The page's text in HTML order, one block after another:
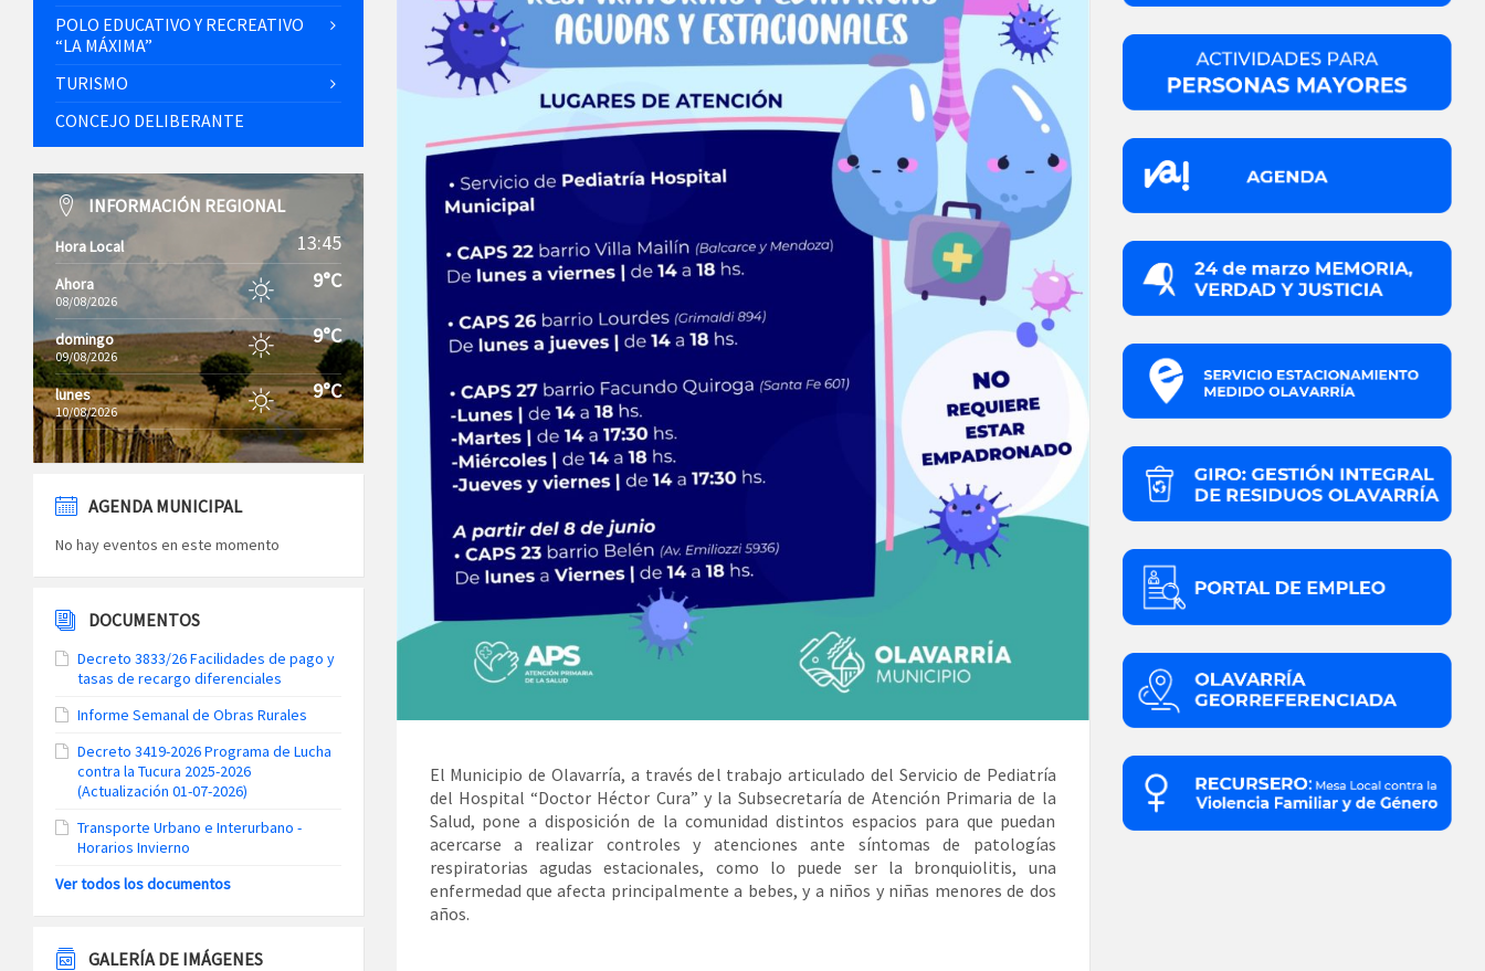
El Municipio de Olavarría, a través del trabajo articulado del Servicio de Pediatría
del Hospital “Doctor Héctor Cura” y la Subsecretaría de Atención Primaria de la
Salud, pone a disposición de la comunidad distintos espacios para que puedan
acercarse a realizar controles y atenciones ante síntomas de patologías
respiratorias agudas estacionales, como lo puede ser la bronquiolitis, una
enfermedad que afecta principalmente a bebes, y a niños y niñas menores de dos
años.
POLO EDUCATIVO Y RECREATIVO
“LA MÁXIMA”
TURISMO
CONCEJO DELIBERANTE
INFORMACIÓN REGIONAL
Hora Local 13:45
Ahora
08/08/2026
9°C
domingo
09/08/2026
9°C
lunes
10/08/2026
9°C
AGENDA MUNICIPAL
No hay eventos en este momento
DOCUMENTOS
Decreto 3833/26 Facilidades de pago y
tasas de recargo diferenciales
Informe Semanal de Obras Rurales
Decreto 3419-2026 Programa de Lucha
contra la Tucura 2025-2026
(Actualización 01-07-2026)
Transporte Urbano e Interurbano -
Horarios Invierno
Ver todos los documentos
GALERÍA DE IMÁGENES